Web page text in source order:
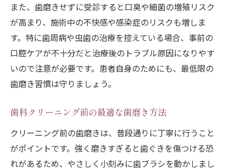
クリーニング効果を最大化する準備とは
歯科医院受診前のエチケットと歯磨き方法
やりすぎ歯磨きによるデメリットに注意
施術後に避けたい歯磨きの落とし穴に注意
クリーニング後の過剰な歯磨きは逆効果に
歯のクリーニング後に注意すべきケアとは
やりすぎ歯磨きがもたらすリスクを知る
歯医者が推奨する施術後のケア方法
また、歯磨きせずに受診すると口臭や細菌の増殖リスク
が高まり、施術中の不快感や感染症のリスクも増しま
す。特に歯周病や虫歯の治療を控えている場合、事前の
口腔ケアが不十分だと治療後のトラブル原因になりやす
いので注意が必要です。患者自身のためにも、最低限の
歯磨き習慣は守りましょう。
歯科クリーニング前の最適な歯磨き方法
クリーニング前の歯磨きは、普段通りに丁寧に行うこと
がポイントです。強く磨きすぎると歯ぐきを傷つける恐
れがあるため、やさしく小刻みに歯ブラシを動かしまし